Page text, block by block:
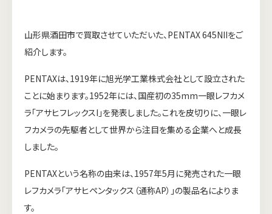
山形県酒田市で買取させていただいた、PENTAX 645NIIをご
紹介します。
PENTAXは、1919年に旭光学工業株式会社として設立された
ことに始まります。1952年には、国産初の35mm一眼レフカメ
ラ「アサヒフレックスI」を発表しました。これを皮切りに、一眼レ
フカメラの先駆者として世界から注目を集める企業へと成長
しました。
PENTAXという名称の由来は、1957年5月に発売された一眼
レフカメラ「アサヒペンタックス（通称AP）」の製品名によりま
す。